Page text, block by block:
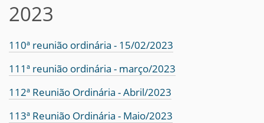
2023
110ª reunião ordinária - 15/02/2023
111ª reunião ordinária - março/2023
112ª Reunião Ordinária - Abril/2023
113ª Reunião Ordinária - Maio/2023